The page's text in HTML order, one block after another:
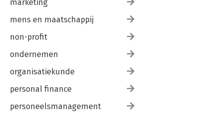
marketing
mens en maatschappij
non-profit
ondernemen
organisatiekunde
personal finance
personeelsmanagement